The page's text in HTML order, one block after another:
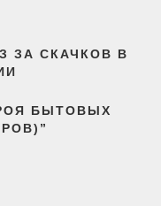
ЗА СКАЧКОВ В
БЫТОВЫХ